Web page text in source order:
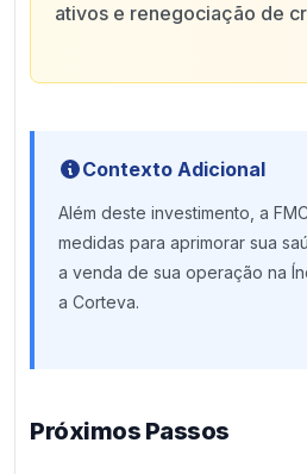
ativos e renegociação de
Contexto Adicional
Além deste investimento, a
medidas para aprimorar sua
a venda de sua operação na
a Corteva.
Próximos Passos